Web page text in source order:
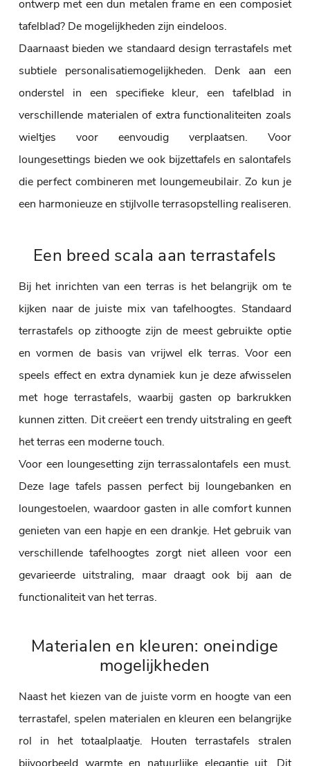
ontwerp met een dun metalen frame en een composiet
tafelblad? De mogelijkheden zijn eindeloos.
Daarnaast bieden we standaard design terrastafels met
subtiele personalisatiemogelijkheden. Denk aan een
onderstel in een specifieke kleur, een tafelblad in
verschillende materialen of extra functionaliteiten zoals
wieltjes voor eenvoudig verplaatsen. Voor
loungesettings bieden we ook bijzettafels en salontafels
die perfect combineren met loungemeubilair. Zo kun je
een harmonieuze en stijlvolle terrasopstelling realiseren.
Een breed scala aan terrastafels
Bij het inrichten van een terras is het belangrijk om te
kijken naar de juiste mix van tafelhoogtes. Standaard
terrastafels op zithoogte zijn de meest gebruikte optie
en vormen de basis van vrijwel elk terras. Voor een
speels effect en extra dynamiek kun je deze afwisselen
met hoge terrastafels, waarbij gasten op barkrukken
kunnen zitten. Dit creëert een trendy uitstraling en geeft
het terras een moderne touch.
Voor een loungesetting zijn terrassalontafels een must.
Deze lage tafels passen perfect bij loungebanken en
loungestoelen, waardoor gasten in alle comfort kunnen
genieten van een hapje en een drankje. Het gebruik van
verschillende tafelhoogtes zorgt niet alleen voor een
gevarieerde uitstraling, maar draagt ook bij aan de
functionaliteit van het terras.
Materialen en kleuren: oneindige
mogelijkheden
Naast het kiezen van de juiste vorm en hoogte van een
terrastafel, spelen materialen en kleuren een belangrijke
rol in het totaalplaatje. Houten terrastafels stralen